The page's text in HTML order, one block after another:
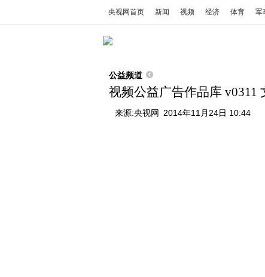
央视网首页 新闻 视频 经济 体育 军
公益频道
视频公益广告作品库 v0311
来源:央视网 2014年11月24日 10:44